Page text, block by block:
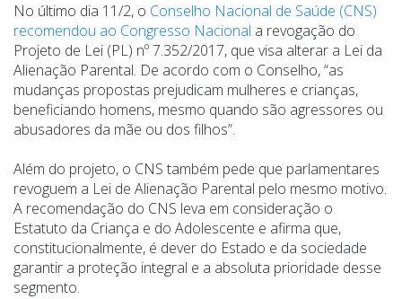
No último dia 11/2, o Conselho Nacional de Saúde (CNS)
recomendou ao Congresso Nacional a revogação do
Projeto de Lei (PL) nº 7.352/2017, que visa alterar a Lei da
Alienação Parental. De acordo com o Conselho,“as
mudanças propostas prejudicam mulheres e crianças,
beneficiando homens, mesmo quando são agressores ou
abusadores da mãe ou dos filhos”.
Além do projeto, o CNS também pede que parlamentares
revoguem a Lei de Alienação Parental pelo mesmo motivo.
A recomendação do CNS leva em consideração o
Estatuto da Criança e do Adolescente e afirma que,
constitucionalmente, é dever do Estado e da sociedade
garantir a proteção integral e a absoluta prioridade desse
segmento.